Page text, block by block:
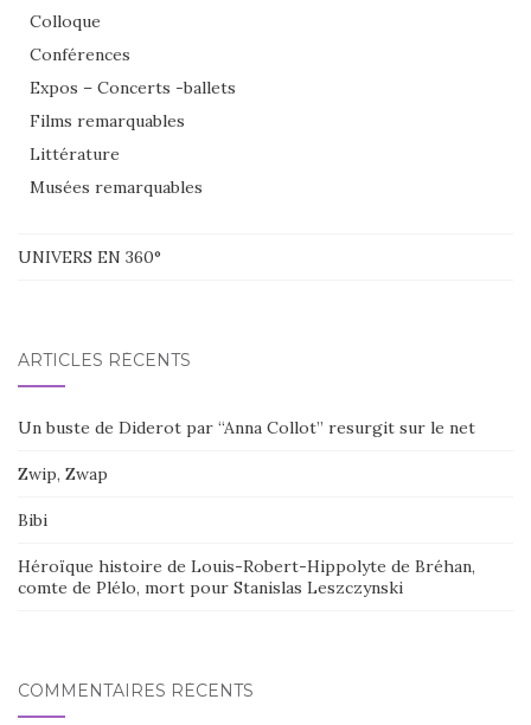
Colloque
Conférences
Expos – Concerts -ballets
Films remarquables
Littérature
Musées remarquables
UNIVERS EN 360°
ARTICLES RÉCENTS
Un buste de Diderot par “Anna Collot” resurgit sur le net
Zwip, Zwap
Bibi
Héroïque histoire de Louis-Robert-Hippolyte de Bréhan,
comte de Plélo, mort pour Stanislas Leszczynski
COMMENTAIRES RÉCENTS